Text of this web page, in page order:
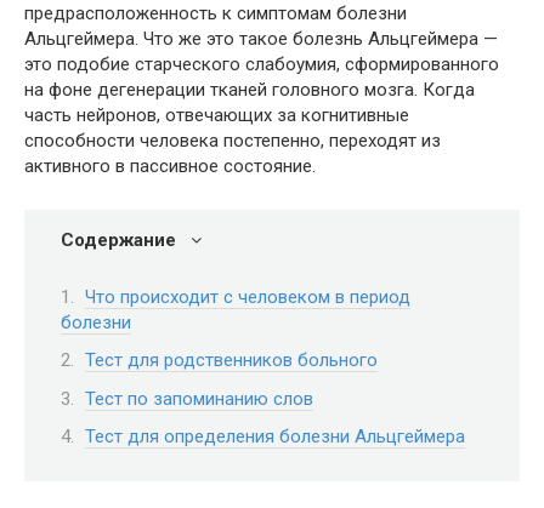
предрасположенность к симптомам болезни
Альцгеймера. Что же это такое болезнь Альцгеймера —
это подобие старческого слабоумия, сформированного
на фоне дегенерации тканей головного мозга. Когда
часть нейронов, отвечающих за когнитивные
способности человека постепенно, переходят из
активного в пассивное состояние.
Содержание
Что происходит с человеком в период
болезни
Тест для родственников больного
Тест по запоминанию слов
Тест для определения болезни Альцгеймера